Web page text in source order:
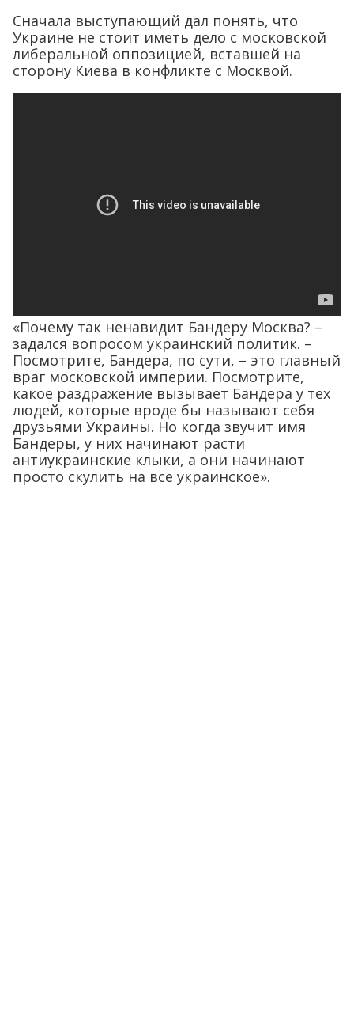
Сначала выступающий дал понять, что
Украине не стоит иметь дело с московской
либеральной оппозицией, вставшей на
сторону Киева в конфликте с Москвой.
«Почему так ненавидит Бандеру Москва? –
задался вопросом украинский политик. –
Посмотрите, Бандера, по сути, – это главный
враг московской империи. Посмотрите,
какое раздражение вызывает Бандера у тех
людей, которые вроде бы называют себя
друзьями Украины. Но когда звучит имя
Бандеры, у них начинают расти
антиукраинские клыки, а они начинают
просто скулить на все украинское».